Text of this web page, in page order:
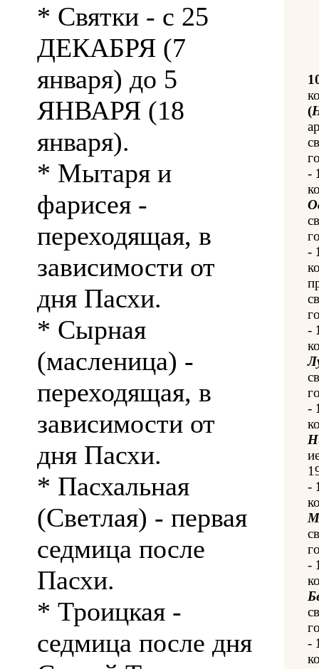
* Святки - с 25
ДЕКАБРЯ (7
января) до 5
ЯНВАРЯ (18
января).
* Мытаря и
фарисея -
переходящая, в
зависимости от
дня Пасхи.
* Сырная
(масленица) -
переходящая, в
зависимости от
дня Пасхи.
* Пасхальная
(Светлая) - первая
седмица после
Пасхи.
* Троицкая -
седмица после дня
(
-
-
-
-
-
-
-